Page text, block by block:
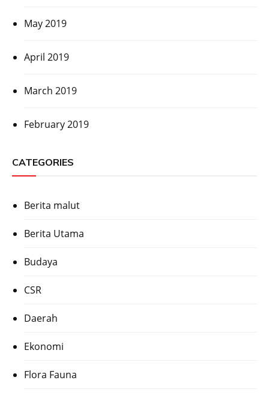
May 2019
April 2019
March 2019
February 2019
CATEGORIES
Berita malut
Berita Utama
Budaya
CSR
Daerah
Ekonomi
Flora Fauna